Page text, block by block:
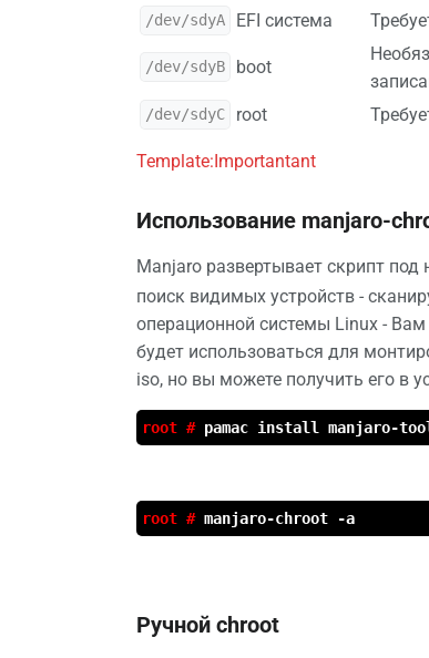
/dev/sdyA EFI система
/dev/sdyB boot
/dev/sdyC root
Template:Importantant
Использование manjaro-
Manjaro развертывает скрипт под
поиск видимых устройств -
операционной системы Linux -
будет использоваться для
iso, но вы можете получить его в
root # pamac install manjaro-
root # manjaro-chroot -a
Ручной chroot